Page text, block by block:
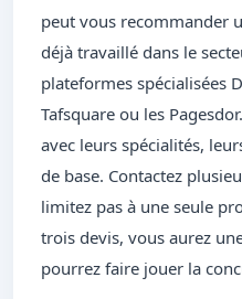
peut vous recommander
déjà travaillé dans le
plateformes spécialisées
Tafsquare ou les
avec leurs spécialités,
de base. Contactez
limitez pas à une seule
trois devis, vous aurez
pourrez faire jouer la